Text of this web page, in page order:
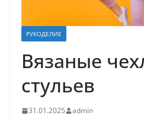
РУКОДЕЛИЕ
Вязаные
стульев
31.01.2025 admin